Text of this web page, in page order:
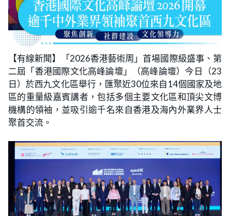
【有線新聞】「2026香港藝術周」首場國際級盛事、第
二屆「香港國際文化高峰論壇」（高峰論壇）今日（23
日）於西九文化區舉行，匯聚近30位來自14個國家及地
區的重量級嘉賓講者，包括多個主要文化區和頂尖文博
機構的領袖，並吸引逾千名來自香港及海內外業界人士
聚首交流。